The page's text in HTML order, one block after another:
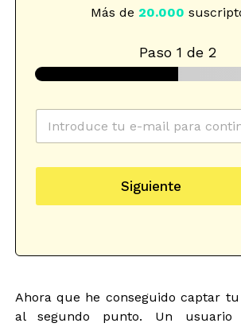
Más de 20.000
Paso1 de 2
C
r
e
c
ó
n
l
e
i
e
Siguiente
Ahora que he conseguido captar
al segundo punto. Un